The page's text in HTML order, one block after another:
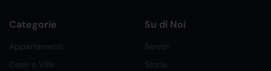
Categorie
Appartamenti
Case e Ville
Su di Noi
Servizi
Storia